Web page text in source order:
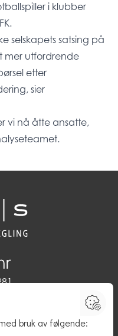
i klubber
selskapets satsing på
mer utfordrende
etter
sier
vi nå åtte ansatte,